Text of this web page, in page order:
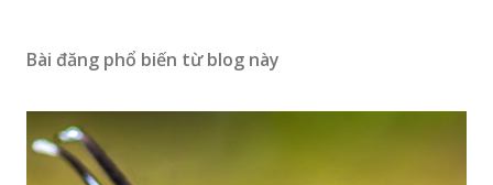
Bài đăng phổ biến từ blog này